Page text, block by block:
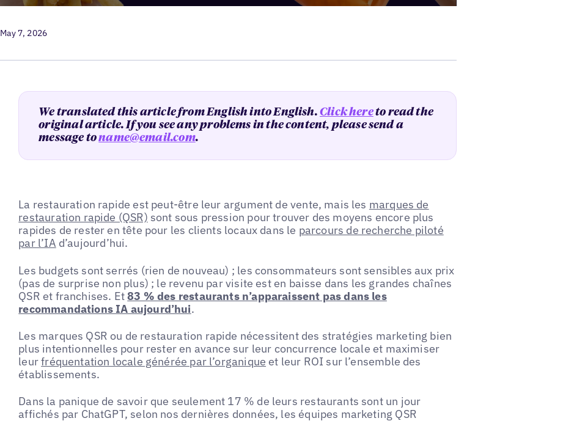
May 7, 2026
We translated this article from English into English. Click hereto read the
original article. If you see any problems in the content, please send a
message toname@email.com.
La restauration rapide est peut-être leur argument de vente, mais les marques de
restauration rapide (QSR) sont sous pression pour trouver des moyens encore plus
rapides de rester en tête pour les clients locaux dans le parcours de recherche piloté
par l’IA d’aujourd’hui.
Les budgets sont serrés (rien de nouveau) ; les consommateurs sont sensibles aux prix
(pas de surprise non plus) ; le revenu par visite est en baisse dans les grandes chaînes
QSR et franchises. Et83 % des restaurants n’apparaissent pas dans les
recommandations IA aujourd’hui.
Les marques QSR ou de restauration rapide nécessitent des stratégies marketing bien
plus intentionnelles pour rester en avance sur leur concurrence locale et maximiser
leurfréquentation locale générée par l’organique et leur ROI sur l’ensemble des
établissements.
Dans la panique de savoir que seulement 17 % de leurs restaurants sont un jour
affichés par ChatGPT, selon nos dernières données, les équipes marketing QSR